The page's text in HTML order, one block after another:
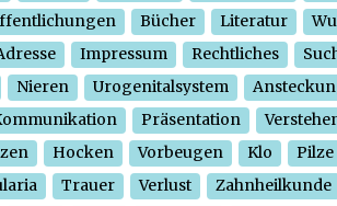
Bücher Literatur
Impressum Rechtliches
Nieren Urogenitalsystem
Präsentation
Hocken Vorbeugen Klo Pilze
Trauer Verlust Zahnheilkunde